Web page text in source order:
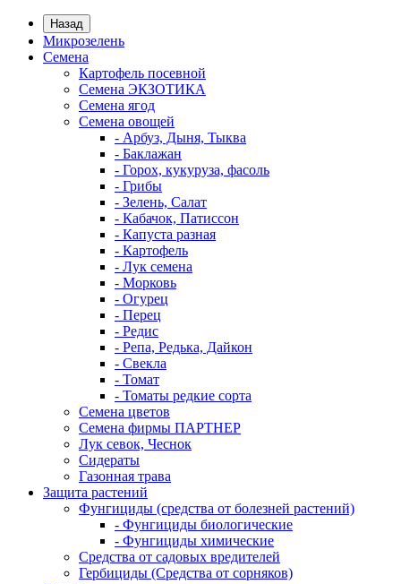
Назад
Микрозелень
Семена
Картофель посевной
Семена ЭКЗОТИКА
Семена ягод
Семена овощей
- Арбуз, Дыня, Тыква
- Баклажан
- Горох, кукуруза, фасоль
- Грибы
- Зелень, Салат
- Кабачок, Патиссон
- Капуста разная
- Картофель
- Лук семена
- Морковь
- Огурец
- Перец
- Редис
- Репа, Редька, Дайкон
- Свекла
- Томат
- Томаты редкие сорта
Семена цветов
Семена фирмы ПАРТНЕР
Лук севок, Чеснок
Сидераты
Газонная трава
Защита растений
Фунгициды (средства от болезней растений)
- Фунгициды биологические
- Фунгициды химические
Средства от садовых вредителей
Гербициды (Средства от сорняков)